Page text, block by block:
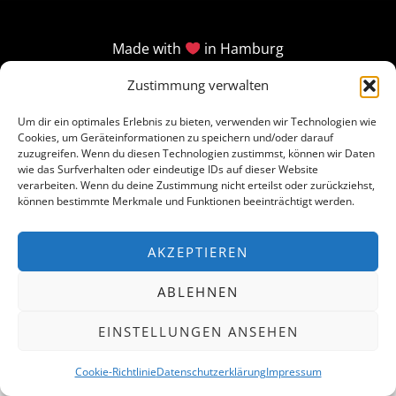
Zustimmung verwalten
Um dir ein optimales Erlebnis zu bieten, verwenden wir Technologien wie
Cookies, um Geräteinformationen zu speichern und/oder darauf
zuzugreifen. Wenn du diesen Technologien zustimmst, können wir Daten
wie das Surfverhalten oder eindeutige IDs auf dieser Website
verarbeiten. Wenn du deine Zustimmung nicht erteilst oder zurückziehst,
können bestimmte Merkmale und Funktionen beeinträchtigt werden.
AKZEPTIEREN
ABLEHNEN
EINSTELLUNGEN ANSEHEN
Cookie-RichtlinieDatenschutzerklärungImpressum
Made with in Hamburg